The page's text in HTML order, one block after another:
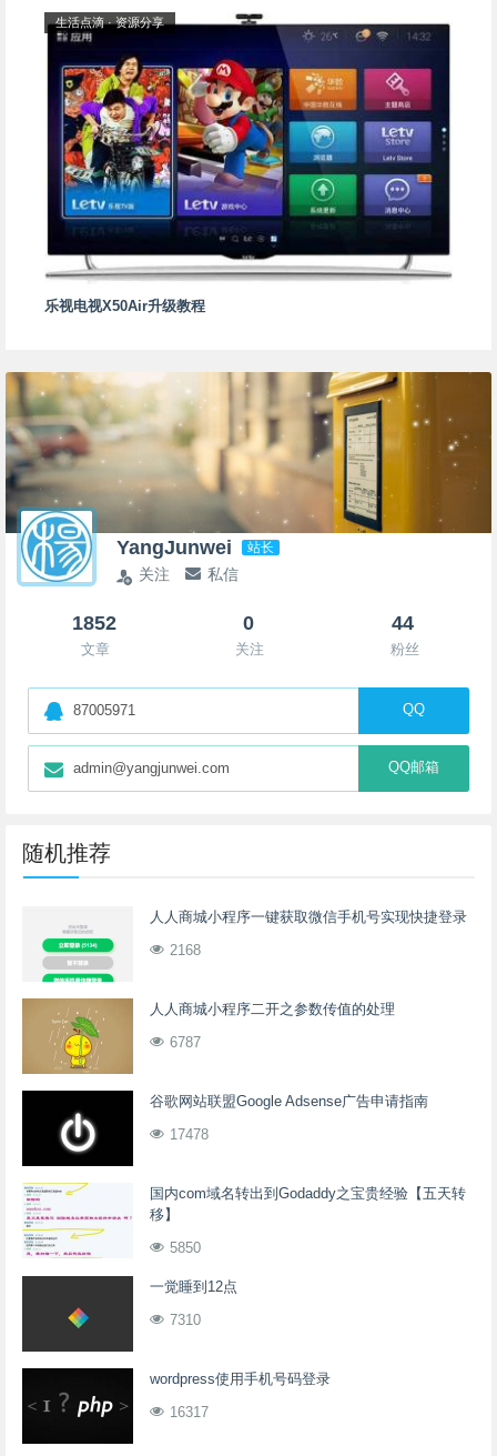
生活点滴·资源分享
乐视电视X50Air升级教程
YangJunwei 站长
关注 私信
1852
文章
0
关注
44
粉丝
87005971 QQ
admin@yangjunwei.com QQ邮箱
随机推荐
人人商城小程序一键获取微信手机号实现快捷登录
2168
人人商城小程序二开之参数传值的处理
6787
谷歌网站联盟Google Adsense广告申请指南
17478
国内com域名转出到Godaddy之宝贵经验【五天转
移】
5850
一觉睡到12点
7310
wordpress使用手机号码登录
16317